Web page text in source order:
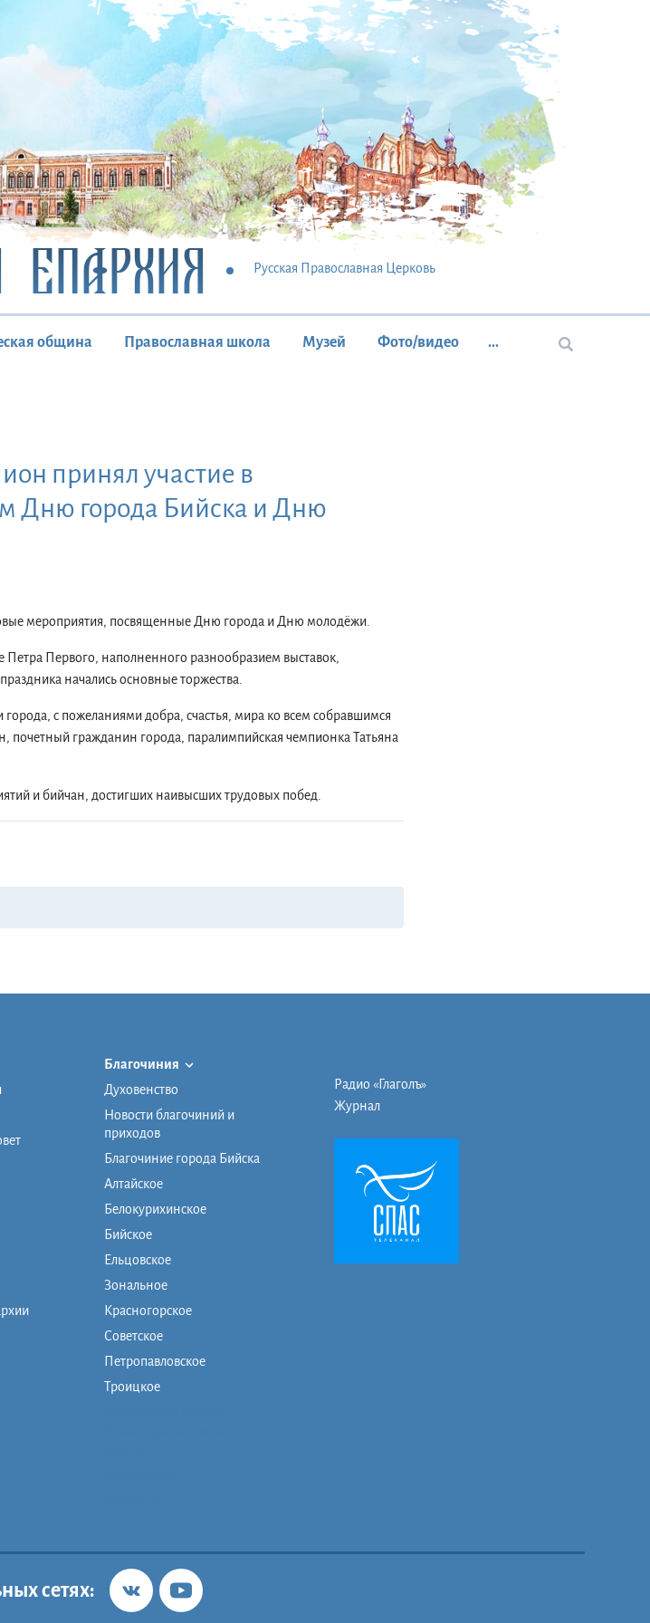
ЕПАРХИЯ Русская Православная Церковь
община Православная школа Музей Фото/видео ...
принял участие в
Дню города Бийска и Дню
мероприятия, посвященные Дню города и Дню молодёжи.
Первого, наполненного разнообразием выставок,
начались основные торжества.
с пожеланиями добра, счастья, мира ко всем собравшимся
почетный гражданин города, паралимпийская чемпионка Татьяна
и бийчан, достигших наивысших трудовых побед.
Благочиния
Духовенство
Новости благочиний и
приходов
Благочиние города Бийска
Алтайское
Белокурихинское
Бийское
Ельцовское
Зональное
Красногорское
Советское
Петропавловское
Троицкое
Радио «Глаголъ»
Журнал
сетях: